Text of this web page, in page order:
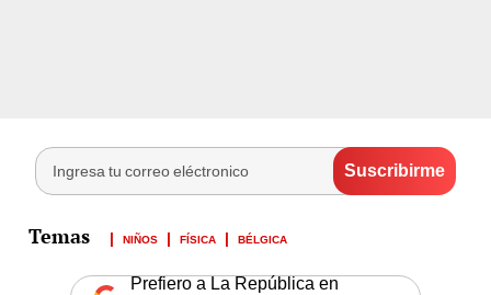
NIÑOS FÍSICA BÉLGICA
Prefiero a La República en